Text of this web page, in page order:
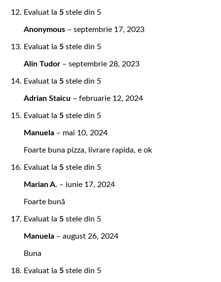
Evaluat la 5 stele din 5
Anonymous – septembrie 17, 2023
Evaluat la 5 stele din 5
Alin Tudor – septembrie 28, 2023
Evaluat la 5 stele din 5
Adrian Staicu – februarie 12, 2024
Evaluat la 5 stele din 5
Manuela – mai 10, 2024
Foarte buna pizza, livrare rapida, e ok
Evaluat la 5 stele din 5
Marian A. – iunie 17, 2024
Foarte bună
Evaluat la 5 stele din 5
Manuela – august 26, 2024
Buna
Evaluat la 5 stele din 5